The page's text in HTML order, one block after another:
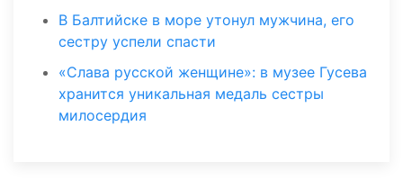
В Балтийске в море утонул мужчина, его
сестру успели спасти
«Слава русской женщине»: в музее Гусева
хранится уникальная медаль сестры
милосердия